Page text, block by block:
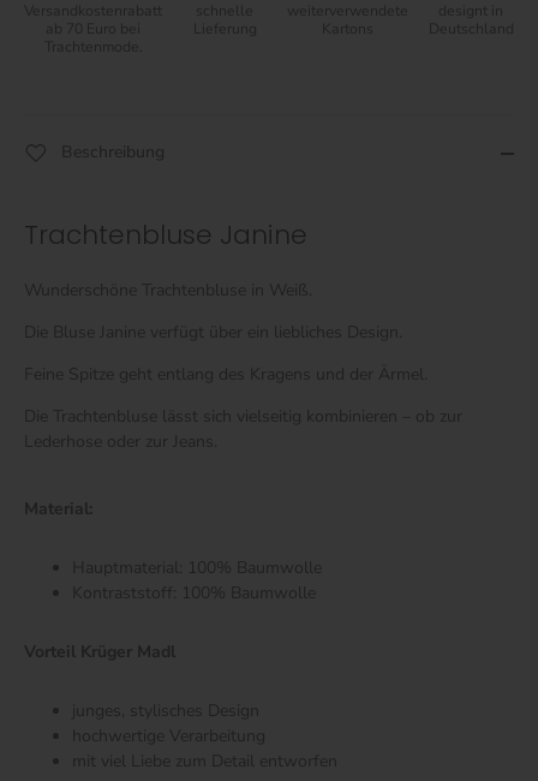
Versandkostenrabatt
ab 70 Euro bei
Trachtenmode.
schnelle
Lieferung
weiterverwendete
Kartons
designt in
Deutschland
Beschreibung
Trachtenbluse Janine
Wunderschöne Trachtenbluse in Weiß.
Die Bluse Janine verfügt über ein liebliches Design.
Feine Spitze geht entlang des Kragens und der Ärmel.
Die Trachtenbluse lässt sich vielseitig kombinieren – ob zur
Lederhose oder zur Jeans.
Material:
Hauptmaterial: 100% Baumwolle
Kontraststoff: 100% Baumwolle
Vorteil Krüger Madl
junges, stylisches Design
hochwertige Verarbeitung
mit viel Liebe zum Detail entworfen